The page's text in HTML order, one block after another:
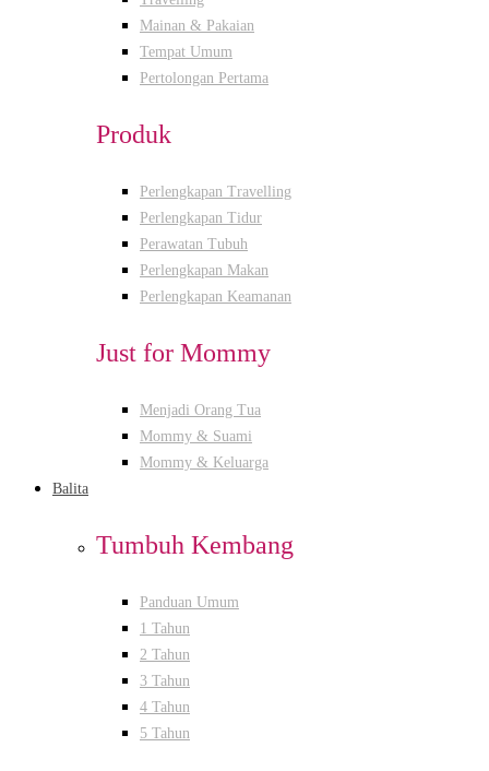
Mainan & Pakaian
Tempat Umum
Pertolongan Pertama
Produk
Perlengkapan Travelling
Perlengkapan Tidur
Perawatan Tubuh
Perlengkapan Makan
Perlengkapan Keamanan
Just for Mommy
Menjadi Orang Tua
Mommy & Suami
Mommy & Keluarga
Balita
Tumbuh Kembang
Panduan Umum
1 Tahun
2 Tahun
3 Tahun
4 Tahun
5 Tahun